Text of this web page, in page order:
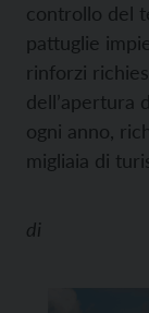
controllo del
pattuglie
rinforzi
dell’apertura
ogni anno,
migliaia di
di